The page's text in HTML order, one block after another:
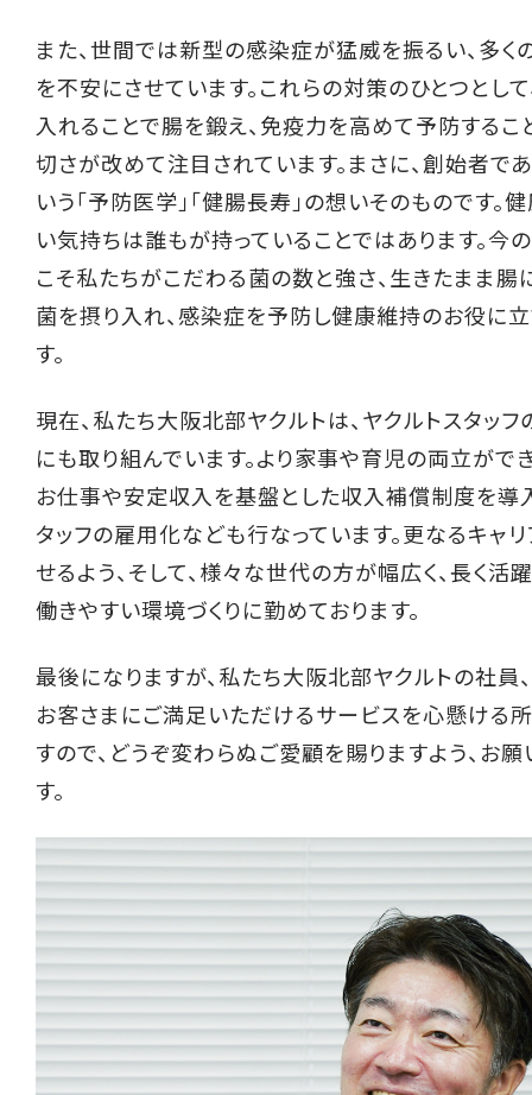
また、世間では新型の感染症が猛威を振るい、多く
を不安にさせています。これらの対策のひとつとし
入れることで腸を鍛え、免疫力を高めて予防するこ
切さが改めて注目されています。まさに、創始者で
いう「予防医学」「健腸長寿」の想いそのものです。
い気持ちは誰もが持っていることではあります。今
こそ私たちがこだわる菌の数と強さ、生きたまま腸
菌を摂り入れ、感染症を予防し健康維持のお役に
す。
現在、私たち大阪北部ヤクルトは、ヤクルトスタッフ
にも取り組んでいます。より家事や育児の両立がで
お仕事や安定収入を基盤とした収入補償制度を導
タッフの雇用化なども行なっています。更なるキャ
せるよう、そして、様々な世代の方が幅広く、長く活
働きやすい環境づくりに勤めております。
最後になりますが、私たち大阪北部ヤクルトの社員
お客さまにご満足いただけるサービスを心懸ける
すので、どうぞ変わらぬご愛顧を賜りますよう、お
す。